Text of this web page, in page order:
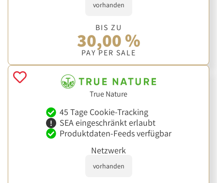
vorhanden
BIS ZU
30,00 %
PAY PER SALE
True Nature
45 Tage Cookie-Tracking
SEA eingeschränkt erlaubt
Produktdaten-Feeds verfügbar
Netzwerk
vorhanden